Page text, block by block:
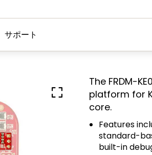
サポート
The FRDM-
platform for
core.
Features
standard-
built-in